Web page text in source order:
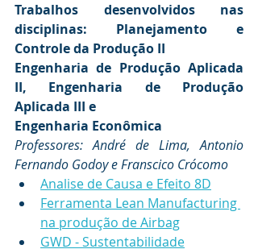
Trabalhos desenvolvidos nas
disciplinas: Planejamento e
Controle da Produção II
Engenharia de Produção Aplicada
II, Engenharia de Produção
Aplicada III e
Engenharia Econômica
Professores: André de Lima, Antonio
Fernando Godoy e Franscico Crócomo
Analise de Causa e Efeito 8D
Ferramenta Lean Manufacturing
na produção de Airbag
GWD - Sustentabilidade